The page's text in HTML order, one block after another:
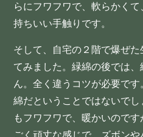
らにフワフワで、軟らかく
持ちいい手触りです。
そして、自宅の２階で爆ぜ
てみました。緑綿の後では
ん。全く違うコツが必要で
綿だということではないで
もフワフワで、暖かいので
ごく頑丈な感じで、ズボン